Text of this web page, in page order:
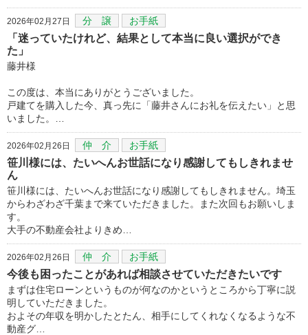
2026年02月27日 分 譲 お手紙
「迷っていたけれど、結果として本当に良い選択ができ
た」
藤井様
この度は、本当にありがとうございました。
戸建てを購入した今、真っ先に「藤井さんにお礼を伝えたい」と思
いました。…
2026年02月26日 仲 介 お手紙
笹川様には、たいへんお世話になり感謝してもしきれませ
ん
笹川様には、たいへんお世話になり感謝してもしきれません。埼玉
からわざわざ千葉まで来ていただきました。また次回もお願いしま
す。
大手の不動産会社よりきめ…
2026年02月26日 仲 介 お手紙
今後も困ったことがあれば相談させていただきたいです
まずは住宅ローンというものが何なのかというところから丁寧に説
明していただきました。
およその年収を明かしたとたん、相手にしてくれなくなるような不
動産グ…